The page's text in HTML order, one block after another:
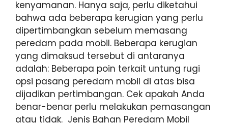
kenyamanan. Hanya saja, perlu diketahui
bahwa ada beberapa kerugian yang perlu
dipertimbangkan sebelum memasang
peredam pada mobil. Beberapa kerugian
yang dimaksud tersebut di antaranya
adalah: Beberapa poin terkait untung rugi
opsi pasang peredam mobil di atas bisa
dijadikan pertimbangan. Cek apakah Anda
benar-benar perlu melakukan pemasangan
atau tidak. Jenis Bahan Peredam Mobil